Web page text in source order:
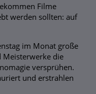
Filme
werden sollten: auf
im Monat große
Meisterwerke die
versprühen.
und erstrahlen